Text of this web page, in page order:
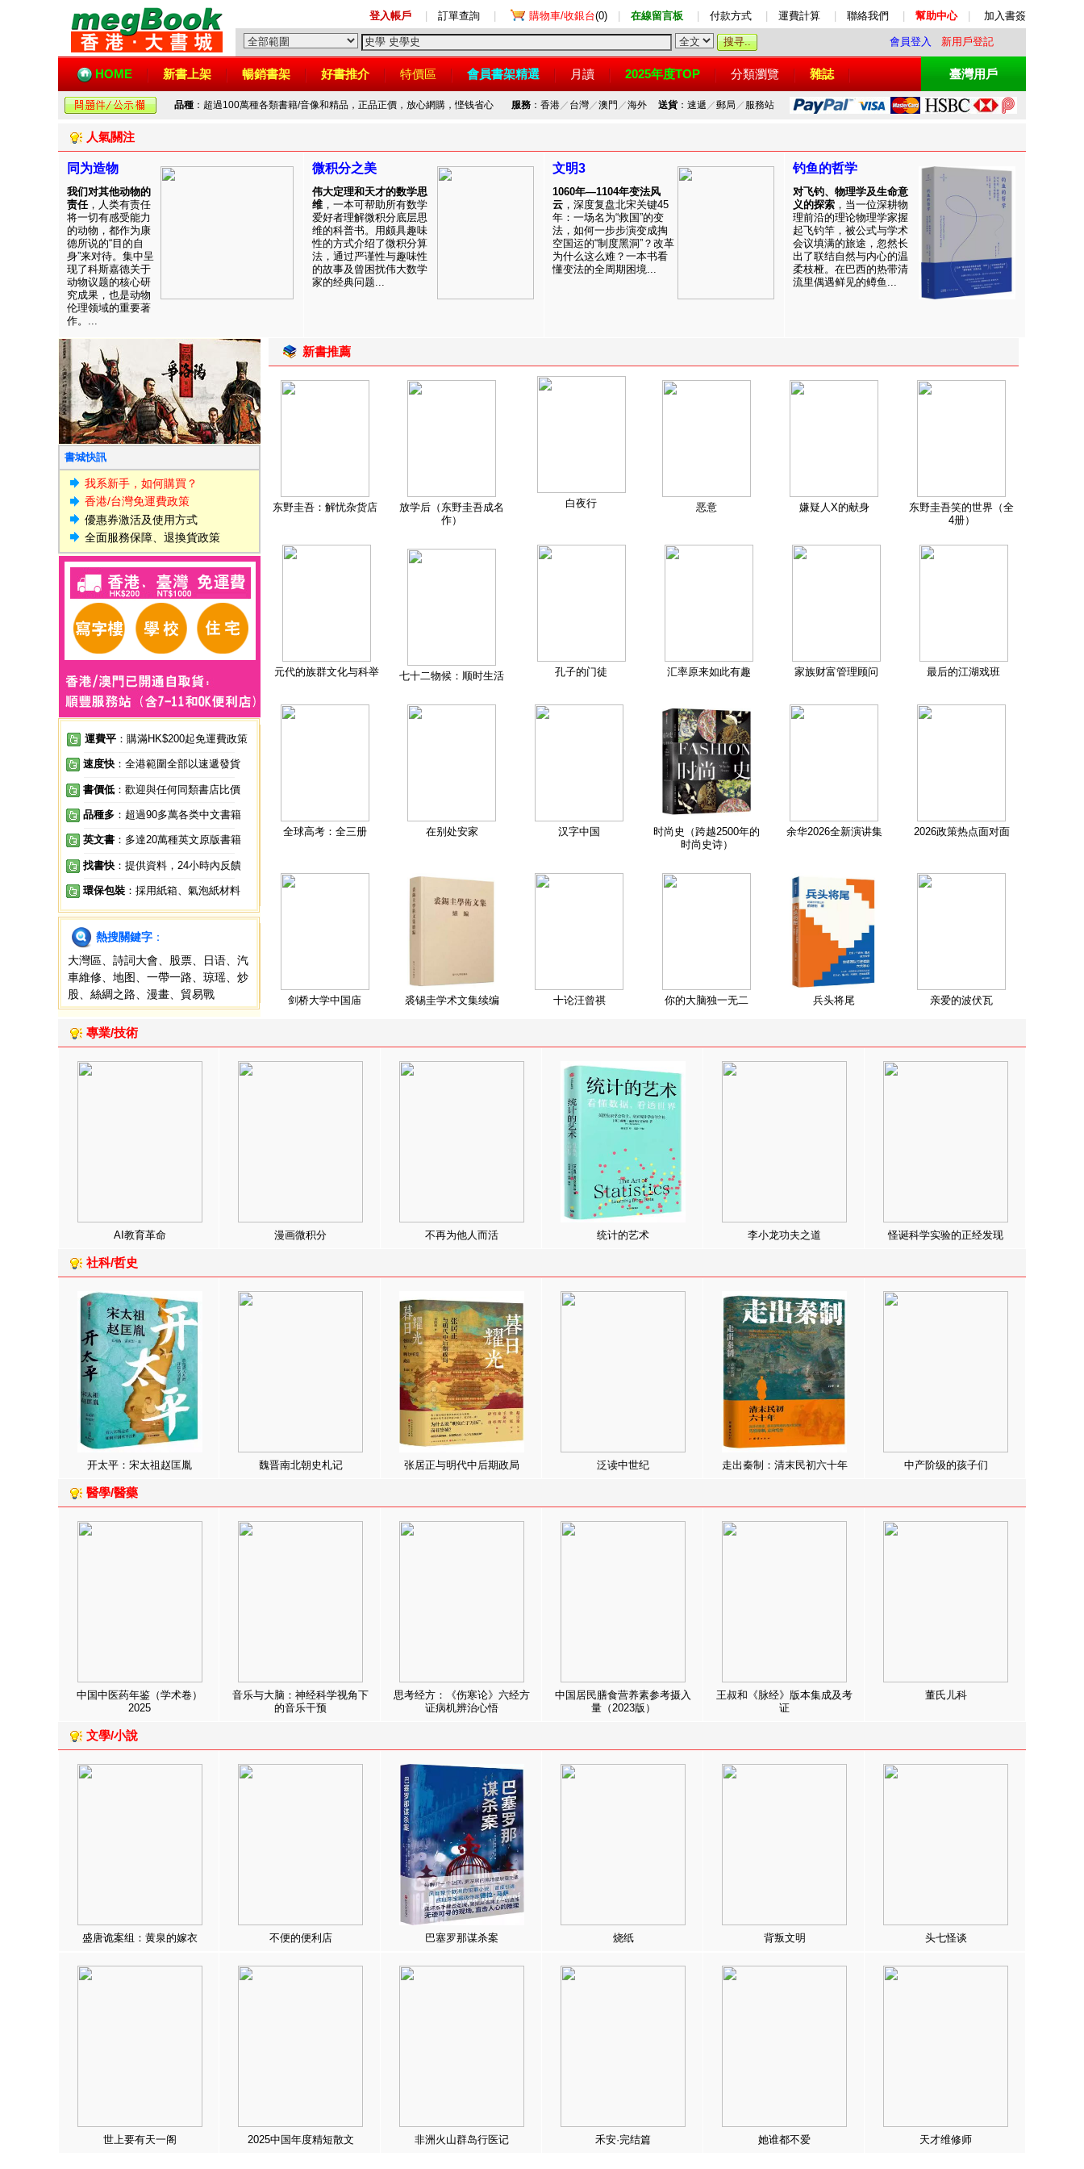
登入帳戶 訂單查詢 購物車/收銀台(0) 在線留言板 付款方式 運費計算 聯絡我們 幫助中心 加入書簽
會員登入 新用戶登記
HOME 新書上架 暢銷書架 好書推介 特價區 會員書架精選 月讀 2025年度TOP 分類瀏覽 雜誌 臺灣用戶
品種 ：超過100萬種各類書籍/音像和精品，正品正價，放心網購，悭钱省心 服務：香港／ 台灣／澳門 ／海外 送貨：速遞 ／郵局 ／ 服務站
人氣關注
同为造物
我们对其他动物的
责任，人类有责任
将一切有感受能力
的动物，都作为康
德所说的“目的自
身”来对待。集中呈
现了科斯嘉德关于
动物议题的核心研
究成果，也是动物
伦理领域的重要著
作。...
微积分之美
伟大定理和天才的数学思
维 ，一本可帮助所有数学
爱好者理解微积分底层思
维的科普书。用颇具趣味
性的方式介绍了微积分算
法，通过严谨性与趣味性
的故事及曾困扰伟大数学
家的经典问题...
文明3
1060年—1104年变法风
云 ，深度复盘北宋关键45
年：一场名为“救国”的变
法，如何一步步演变成掏
空国运的“制度黑洞”？改革
为什么这么难？一本书看
懂变法的全周期困境...
钓鱼的哲学
对飞钓、物理学及生命意
义的探索 ，当一位深耕物
理前沿的理论物理学家握
起飞钓竿，被公式与学术
会议填满的旅途，忽然长
出了联结自然与内心的温
柔枝桠。在巴西的热带清
流里偶遇鲜见的鳟鱼...
書城快訊
我系新手，如何購買？
香港/台灣免運費政策
優惠券激活及使用方式
全面服務保障、退換貨政策
運費平 ：購滿HK$200起免運費政策
速度快 ：全港範圍全部以速遞發貨
書價低 ：歡迎與任何同類書店比價
品種多 ：超過90多萬各类中文書籍
英文書 ：多達20萬種英文原版書籍
找書快 ：提供資料，24小時內反饋
環保包裝 ：採用紙箱、氣泡紙材料
熱搜關鍵字 ：
大灣區
詩詞大會 股票 日语
汽
車維修
地图 一帶一路 琼瑶
炒
股
絲綢之路 漫畫 貿易戰
新書推薦
东野圭吾：解忧杂货店
放学后（东野圭吾成名
作）
白夜行 恶意 嫌疑人X的献身
东野圭吾笑的世界（全
4册）
元代的族群文化与科举 七十二物候：顺时生活 孔子的门徒 汇率原来如此有趣 家族财富管理顾问 最后的江湖戏班
全球高考：全三册 在别处安家 汉字中国
时尚史（跨越2500年的
时尚史诗）
余华2026全新演讲集 2026政策热点面对面
剑桥大学中国庙 裘锡圭学术文集续编 十论汪曾祺 你的大脑独一无二 兵头将尾 亲爱的波伏瓦
專業/技術
AI教育革命 漫画微积分 不再为他人而活 统计的艺术 李小龙功夫之道 怪诞科学实验的正经发现
社科/哲史
开太平：宋太祖赵匡胤 魏晋南北朝史札记 张居正与明代中后期政局 泛读中世纪 走出秦制：清末民初六十年 中产阶级的孩子们
醫學/醫藥
中国中医药年鉴（学术卷）
2025
音乐与大脑：神经科学视角下
的音乐干预
思考经方：《伤寒论》六经方
证病机辨治心悟
中国居民膳食营养素参考摄入
量（2023版）
王叔和《脉经》版本集成及考
证
董氏儿科
文學/小說
盛唐诡案组：黄泉的嫁衣 不便的便利店 巴塞罗那谋杀案 烧纸 背叛文明 头七怪谈
世上要有天一阁 2025中国年度精短散文 非洲火山群岛行医记 禾安·完结篇 她谁都不爱 天才维修师